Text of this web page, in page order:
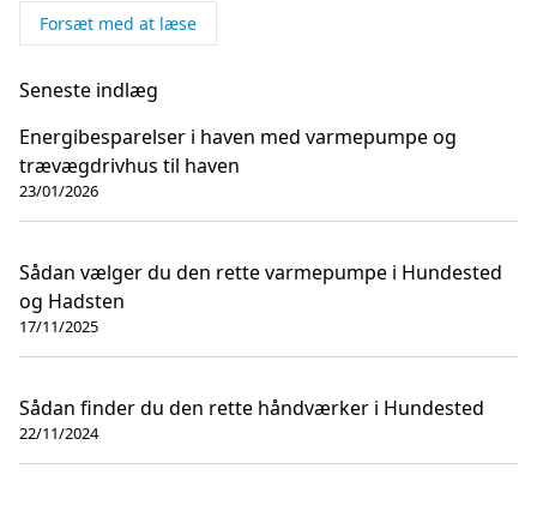
Forsæt med at læse
Seneste indlæg
Energibesparelser i haven med varmepumpe og
trævægdrivhus til haven
23/01/2026
Sådan vælger du den rette varmepumpe i Hundested
og Hadsten
17/11/2025
Sådan finder du den rette håndværker i Hundested
22/11/2024